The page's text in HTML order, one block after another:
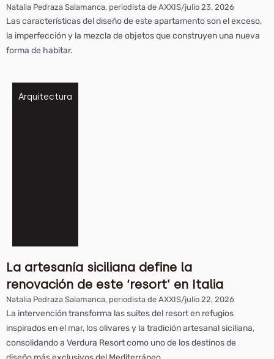
Natalia Pedraza Salamanca, periodista de AXXIS/julio 23, 2026
Las características del diseño de este apartamento son el exceso,
la imperfección y la mezcla de objetos que construyen una nueva
forma de habitar.
Arquitectura
La artesanía siciliana define la
renovación de este ‘resort’ en Italia
Natalia Pedraza Salamanca, periodista de AXXIS/julio 22, 2026
La intervención transforma las suites del resort en refugios
inspirados en el mar, los olivares y la tradición artesanal siciliana,
consolidando a Verdura Resort como uno de los destinos de